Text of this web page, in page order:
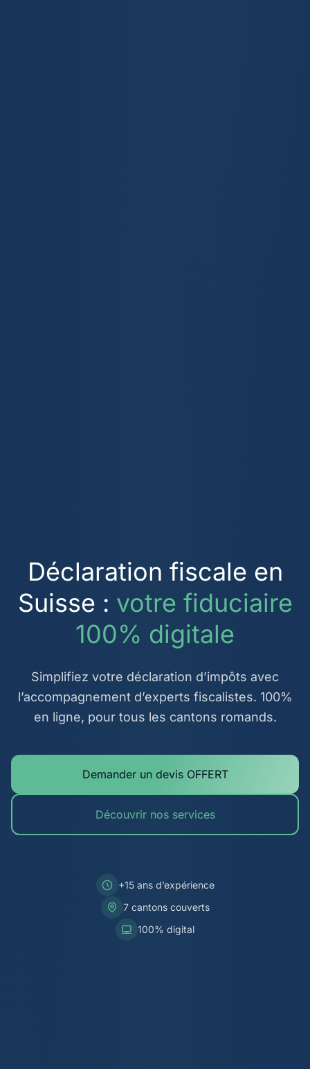
Déclaration fiscale en
Suisse : votre fiduciaire
100% digitale
Simplifiez votre déclaration d’impôts avec
l’accompagnement d’experts fiscalistes. 100%
en ligne, pour tous les cantons romands.
Demander un devis OFFERT
Découvrir nos services
+15 ans d’expérience
7 cantons couverts
100% digital